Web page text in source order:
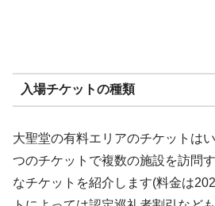
入場チケットの種類
大聖堂の有料エリアのチケットは
つのチケットで複数の施設を訪問
なチケットを紹介します(料金は